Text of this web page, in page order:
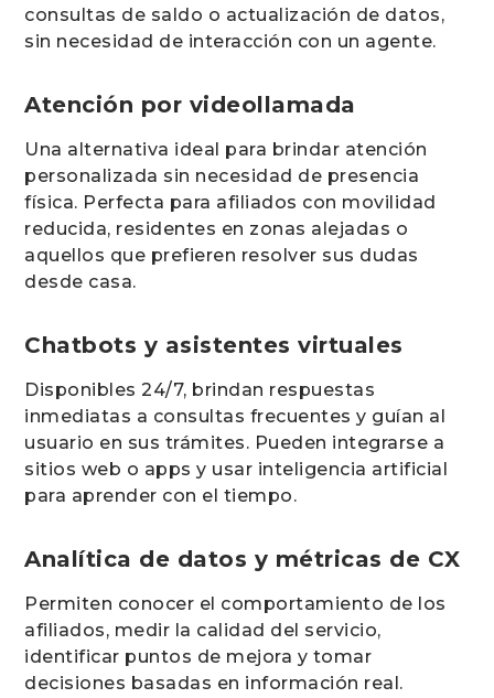
consultas de saldo o actualización de datos,
sin necesidad de interacción con un agente.
Atención por videollamada
Una alternativa ideal para brindar atención
personalizada sin necesidad de presencia
física. Perfecta para afiliados con movilidad
reducida, residentes en zonas alejadas o
aquellos que prefieren resolver sus dudas
desde casa.
Chatbots y asistentes virtuales
Disponibles 24/7, brindan respuestas
inmediatas a consultas frecuentes y guían al
usuario en sus trámites. Pueden integrarse a
sitios web o apps y usar inteligencia artificial
para aprender con el tiempo.
Analítica de datos y métricas de CX
Permiten conocer el comportamiento de los
afiliados, medir la calidad del servicio,
identificar puntos de mejora y tomar
decisiones basadas en información real.